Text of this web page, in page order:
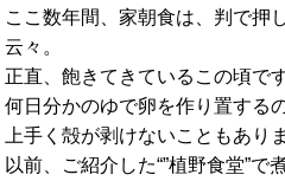
ここ数年間、家朝食は、判で押
云々。
正直、飽きてきているこの頃で
何日分かのゆで卵を作り置する
上手く殻が剥けないこともあり
以前、ご紹介した“”植野食堂”で